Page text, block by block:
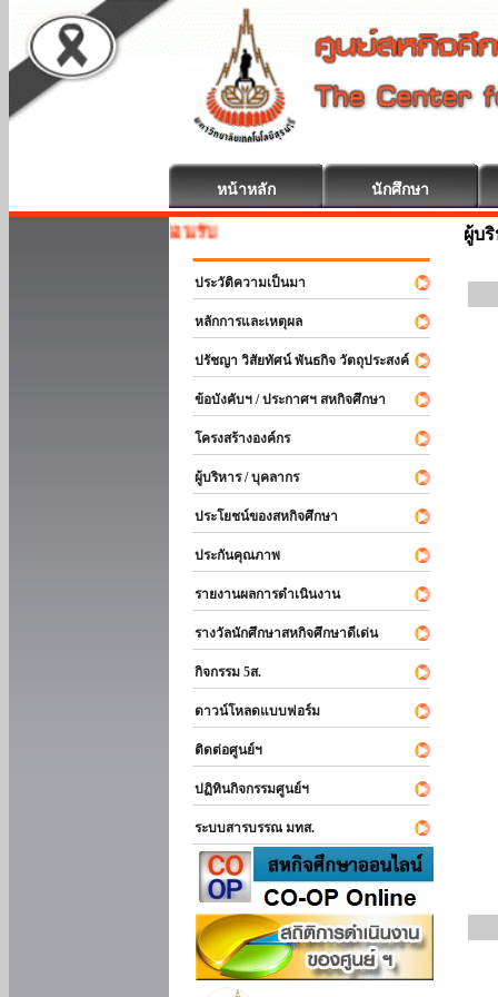
หน้าหลัก นักศึกษา
หกิจศึกษา ยินดีต้อนรับ
ประวัติความเป็นมา
หลักการและเหตุผล
ปรัชญา วิสัยทัศน์ พันธกิจ วัตถุประสงค์
ข้อบังคับฯ / ประกาศฯ สหกิจศึกษา
โครงสร้างองค์กร
ผู้บริหาร / บุคลากร
ประโยชน์ของสหกิจศึกษา
ประกันคุณภาพ
รายงานผลการดำเนินงาน
รางวัลนักศึกษาสหกิจศึกษาดีเด่น
กิจกรรม 5ส.
ดาวน์โหลดแบบฟอร์ม
ติดต่อศูนย์ฯ
ปฏิทินกิจกรรมศูนย์ฯ
ระบบสารบรรณ มทส.
ผู้บ